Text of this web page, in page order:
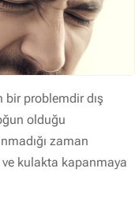
bir problemdir dış
olduğu
zaman
kulakta kapanmaya